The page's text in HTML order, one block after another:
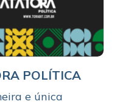
POLÍTICA
e única